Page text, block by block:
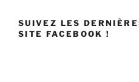
SUIVEZ LES
SITE FACEBOOK !